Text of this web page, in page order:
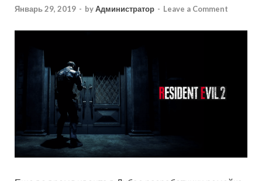
Январь 29, 2019 - byАдминистратор - Leave a Comment